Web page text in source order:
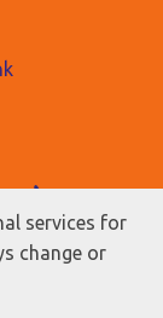
services for
change or